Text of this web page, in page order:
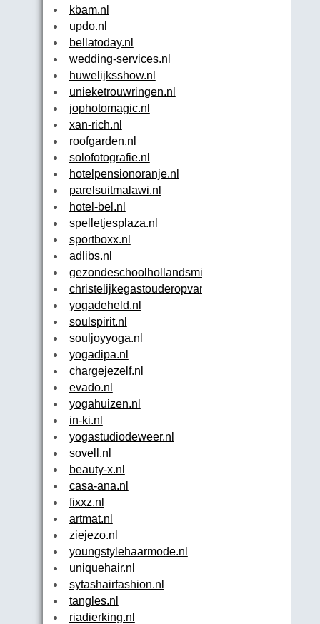
kbam.nl
updo.nl
bellatoday.nl
wedding-services.nl
huwelijksshow.nl
unieketrouwringen.nl
jophotomagic.nl
xan-rich.nl
roofgarden.nl
solofotografie.nl
hotelpensionoranje.nl
parelsuitmalawi.nl
hotel-bel.nl
spelletjesplaza.nl
sportboxx.nl
adlibs.nl
gezondeschoolhollandsmidden.nl
christelijkegastouderopvang.nl
yogadeheld.nl
soulspirit.nl
souljoyyoga.nl
yogadipa.nl
chargejezelf.nl
evado.nl
yogahuizen.nl
in-ki.nl
yogastudiodeweer.nl
sovell.nl
beauty-x.nl
casa-ana.nl
fixxz.nl
artmat.nl
ziejezo.nl
youngstylehaarmode.nl
uniquehair.nl
sytashairfashion.nl
tangles.nl
riadierking.nl